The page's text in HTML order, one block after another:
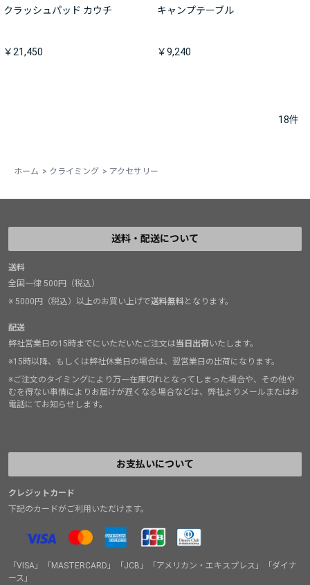
クラッシュパッド カウチ
￥21,450
キャンプテーブル
￥9,240
18件
ホーム > クライミング > アクセサリー
送料・配送について
送料
全国一律 500円（税込）
※ 5000円（税込）以上のお買い上げで送料無料となります。
配送
弊社営業日の15時までにいただいたご注文は当日出荷いたします。
※15時以降、もしくは弊社休業日の場合は、翌営業日の出荷になります。
※ご注文のタイミングにより万一在庫切れとなってしまった場合や、その他や
むを得ない事情によりお届けが遅くなる場合などは、弊社よりメールまたはお
電話にてお知らせします。
お支払いについて
クレジットカード
下記のカードがご利用いただけます。
「VISA」「MASTERCARD」「JCB」「アメリカン・エキスプレス」「ダイナ
ース」